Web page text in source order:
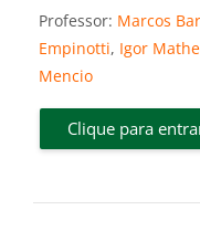
Professor: Marcos
Empinotti, Igor
Mencio
Clique para